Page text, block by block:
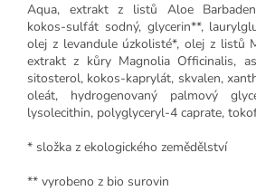
Aqua, extrakt z listů Aloe
kokos-sulfát sodný, glycerin**,
olej z levandule úzkolisté*, olej z listů
extrakt z kůry Magnolia Officinalis,
sitosterol, kokos-kaprylát, skvalen,
oleát, hydrogenovaný palmový
lysolecithin, polyglyceryl-4 caprate,
* složka z ekologického zemědělství
** vyrobeno z bio surovin